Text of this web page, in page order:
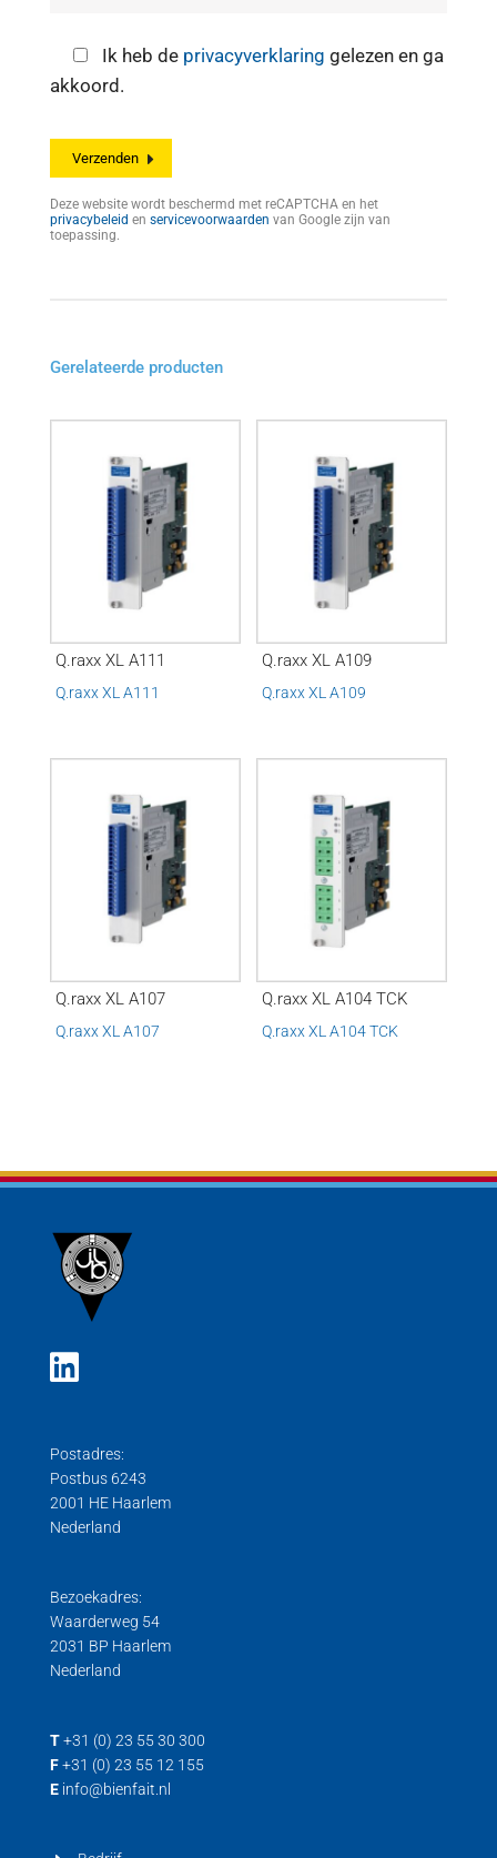
Ik heb de privacyverklaring gelezen en ga
akkoord.
Deze website wordt beschermd met reCAPTCHA en het
privacybeleid en servicevoorwaarden van Google zijn van
toepassing.
Gerelateerde producten
Q.raxx XL A111
Q.raxx XL A111
Q.raxx XL A109
Q.raxx XL A109
Q.raxx XL A107
Q.raxx XL A107
Q.raxx XL A104 TCK
Q.raxx XL A104 TCK
Postadres:
Postbus 6243
2001 HE Haarlem
Nederland
Bezoekadres:
Waarderweg 54
2031 BP Haarlem
Nederland
T +31 (0) 23 55 30 300
F +31 (0) 23 55 12 155
E info@bienfait.nl